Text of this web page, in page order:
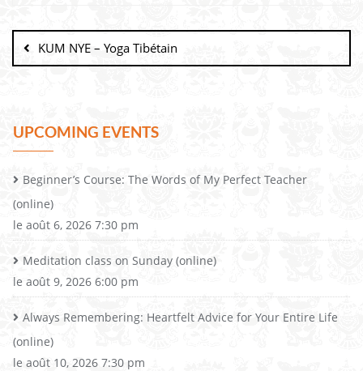
KUM NYE – Yoga Tibétain
UPCOMING EVENTS
Beginner’s Course: The Words of My Perfect Teacher
(online)
le août 6, 2026 7:30 pm
Meditation class on Sunday (online)
le août 9, 2026 6:00 pm
Always Remembering: Heartfelt Advice for Your Entire Life
(online)
le août 10, 2026 7:30 pm